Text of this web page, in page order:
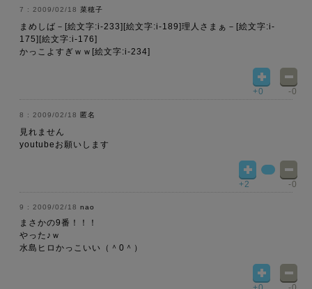
2009/02/18 菜穂子
まめしば－[絵文字:i-233][絵文字:i-189]理人さまぁ－[絵文字:i-
175][絵文字:i-176]
かっこよすぎｗｗ[絵文字:i-234]
+0 -0
2009/02/18 匿名
見れません
youtubeお願いします
+2 -0
2009/02/18 nao
まさかの9番！！！
やった♪ｗ
水島ヒロかっこいい（＾0＾）